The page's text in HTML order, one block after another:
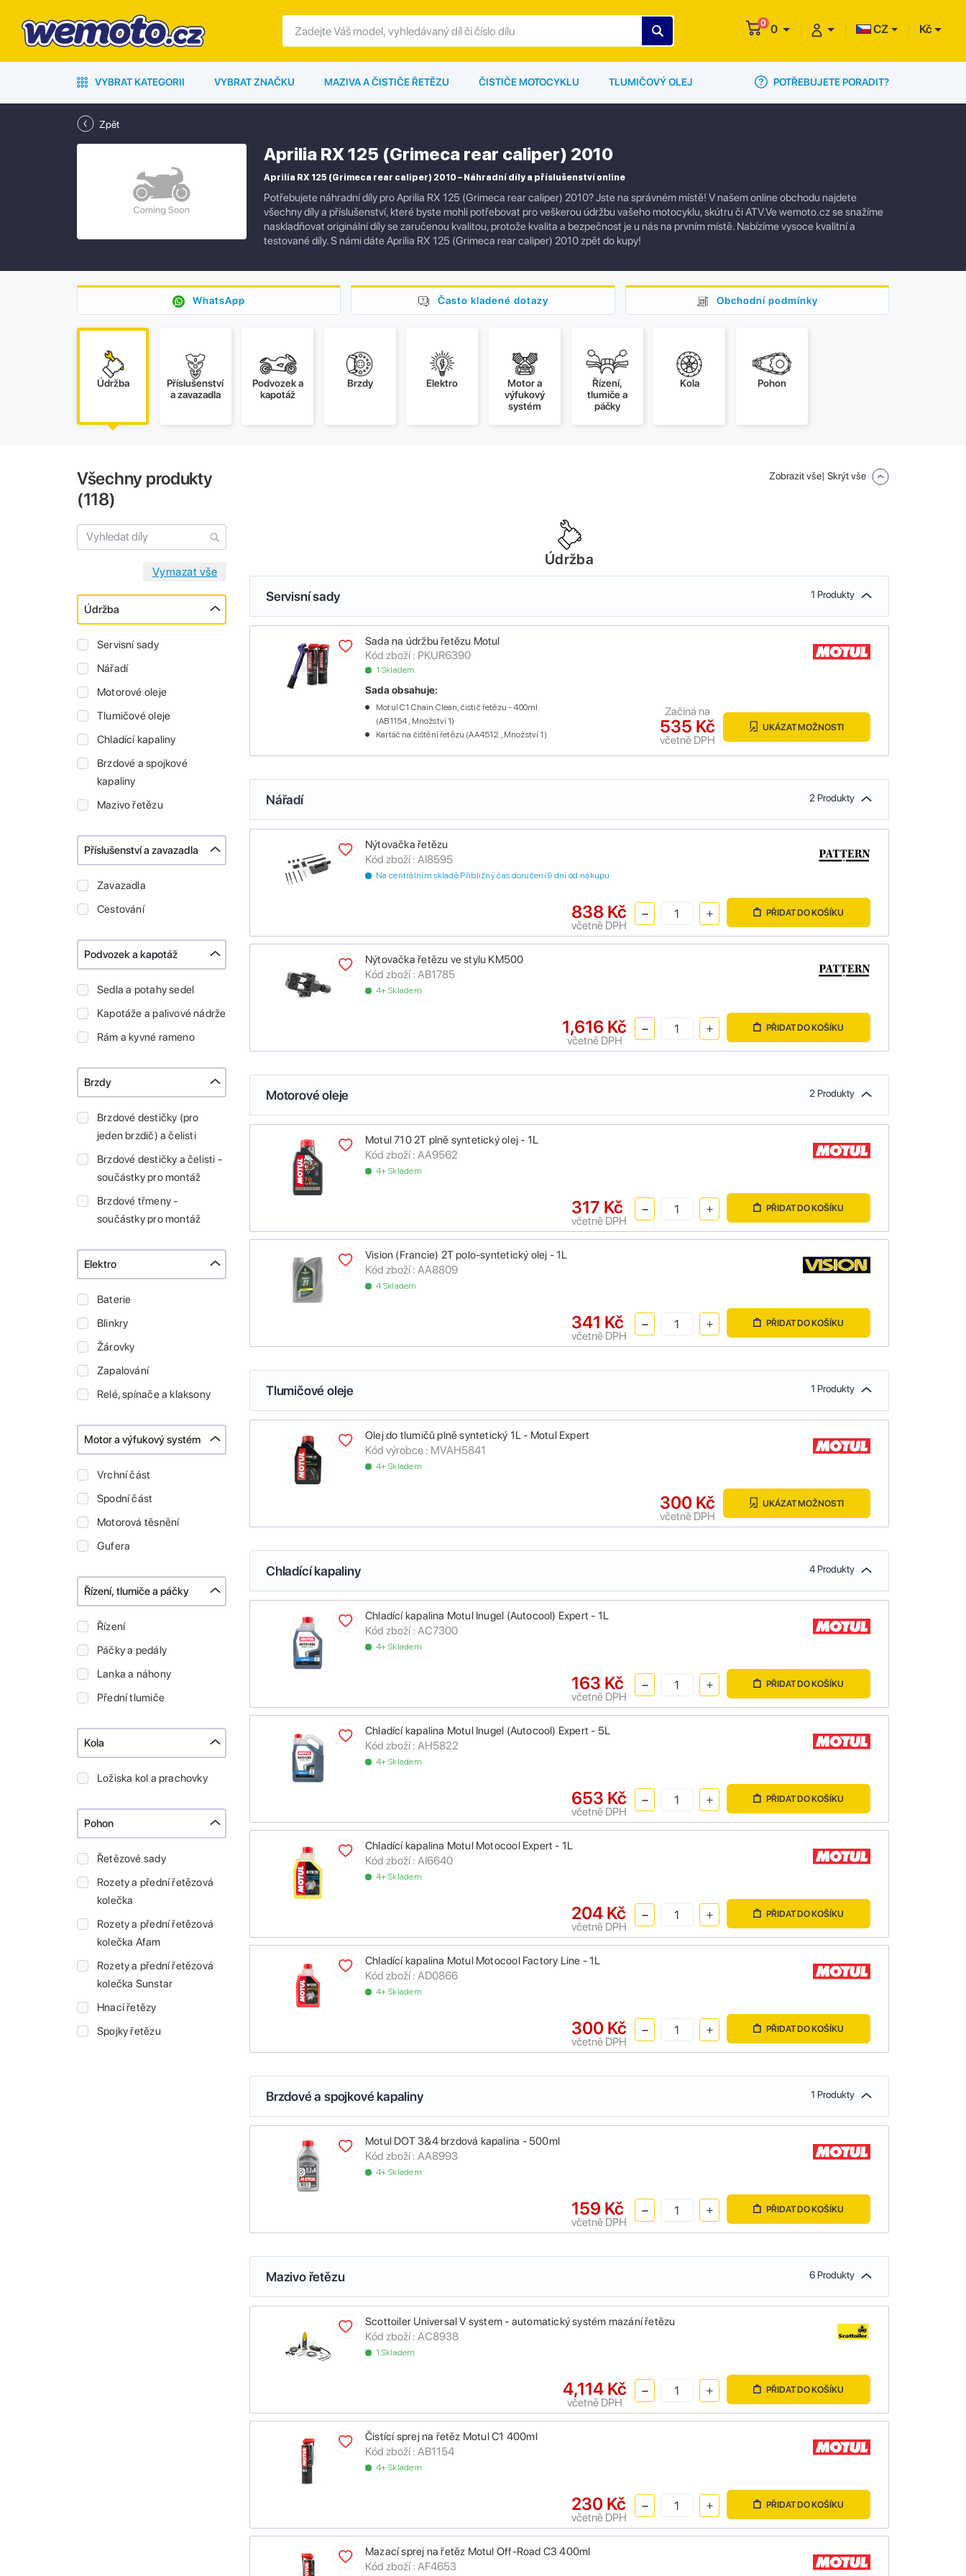
0 0 CZ Kč
VYBRAT KATEGORII VYBRAT ZNAČKU MAZIVA A ČISTIČE ŘETĚZU ČISTIČE MOTOCYKLU TLUMIČOVÝ OLEJ POTŘEBUJETE PORADIT?
Zpět
Aprilia RX 125 (Grimeca rear caliper) 2010
Aprilia RX 125 (Grimeca rear caliper) 2010 – Náhradní díly a příslušenství online
Potřebujete náhradní díly pro Aprilia RX 125 (Grimeca rear caliper) 2010? Jste na správném místě! V našem online obchodu najdete
všechny díly a příslušenství, které byste mohli potřebovat pro veškerou údržbu vašeho motocyklu, skútru či ATV.Ve wemoto.cz se snažíme
naskladňovat originální díly se zaručenou kvalitou, protože kvalita a bezpečnost je u nás na prvním místě. Nabízíme vysoce kvalitní a
testované díly. S námi dáte Aprilia RX 125 (Grimeca rear caliper) 2010 zpět do kupy!
WhatsApp Často kladené dotazy Obchodní podmínky
Údržba
Příslušenství
a zavazadla
Podvozek a
kapotáž
Brzdy Elektro
Motor a
výfukový
systém
Řízení,
tlumiče a
páčky
Kola Pohon
Všechny produkty
(118)
Údržba
Servisní sady
Nářadí
Motorové oleje
Tlumičové oleje
Chladící kapaliny
Brzdové a spojkové
kapaliny
Mazivo řetězu
Příslušenství a zavazadla
Zavazadla
Cestování
Podvozek a kapotáž
Sedla a potahy sedel
Kapotáže a palivové nádrže
Rám a kyvné rameno
Brzdy
Brzdové destičky (pro
jeden brzdič) a čelisti
Brzdové destičky a čelisti -
součástky pro montáž
Brzdové třmeny -
součástky pro montáž
Elektro
Baterie
Blinkry
Žárovky
Zapalování
Relé, spínače a klaksony
Motor a výfukový systém
Vrchní část
Spodní část
Motorová těsnění
Gufera
Řízení, tlumiče a páčky
Řízení
Páčky a pedály
Lanka a náhony
Přední tlumiče
Kola
Ložiska kol a prachovky
Pohon
Řetězové sady
Rozety a přední řetězová
kolečka
Rozety a přední řetězová
kolečka Afam
Rozety a přední řetězová
kolečka Sunstar
Hnací řetězy
Spojky řetězu
Zobrazit vše| Skrýt vše
Údržba
Servisní sady 1 Produkty
Sada na údržbu řetězu Motul
Kód zboží : PKUR6390
1 Skladem
Sada obsahuje:
Motul C1 Chain Clean, čistič řetězu - 400ml
(AB1154 , Množství 1)
Kartáč na čištění řetězu (AA4512 , Množství 1)
535 Kč
včetně DPH
Začíná na
UKÁZAT MOŽNOSTI
Nářadí 2 Produkty
Nýtovačka řetězu
Kód zboží : AI8595
Na centrálním skladě Přibližný čas doručení 9 dní od nákupu
838 Kč
včetně DPH
PŘIDAT DO KOŠÍKU
Nýtovačka řetězu ve stylu KM500
Kód zboží : AB1785
4+ Skladem
1,616 Kč
včetně DPH
PŘIDAT DO KOŠÍKU
Motorové oleje 2 Produkty
Motul 710 2T plně syntetický olej - 1L
Kód zboží : AA9562
4+ Skladem
317 Kč
včetně DPH
PŘIDAT DO KOŠÍKU
Vision (Francie) 2T polo-syntetický olej - 1L
Kód zboží : AA8809
4 Skladem
341 Kč
včetně DPH
PŘIDAT DO KOŠÍKU
Tlumičové oleje 1 Produkty
Olej do tlumičů plně syntetický 1L - Motul Expert
Kód výrobce : MVAH5841
4+ Skladem
300 Kč
včetně DPH
UKÁZAT MOŽNOSTI
Chladící kapaliny 4 Produkty
Chladící kapalina Motul Inugel (Autocool) Expert - 1L
Kód zboží : AC7300
4+ Skladem
163 Kč
včetně DPH
PŘIDAT DO KOŠÍKU
Chladící kapalina Motul Inugel (Autocool) Expert - 5L
Kód zboží : AH5822
4+ Skladem
653 Kč
včetně DPH
PŘIDAT DO KOŠÍKU
Chladící kapalina Motul Motocool Expert - 1L
Kód zboží : AI6640
4+ Skladem
204 Kč
včetně DPH
PŘIDAT DO KOŠÍKU
Chladící kapalina Motul Motocool Factory Line - 1L
Kód zboží : AD0866
4+ Skladem
300 Kč
včetně DPH
PŘIDAT DO KOŠÍKU
Brzdové a spojkové kapaliny 1 Produkty
Motul DOT 3&4 brzdová kapalina - 500ml
Kód zboží : AA8993
4+ Skladem
159 Kč
včetně DPH
PŘIDAT DO KOŠÍKU
Mazivo řetězu 6 Produkty
Scottoiler Universal V system - automatický systém mazání řetězu
Kód zboží : AC8938
1 Skladem
4,114 Kč
včetně DPH
PŘIDAT DO KOŠÍKU
Čistící sprej na řetěz Motul C1 400ml
Kód zboží : AB1154
4+ Skladem
230 Kč
včetně DPH
PŘIDAT DO KOŠÍKU
Mazací sprej na řetěz Motul Off-Road C3 400ml
Kód zboží : AF4653